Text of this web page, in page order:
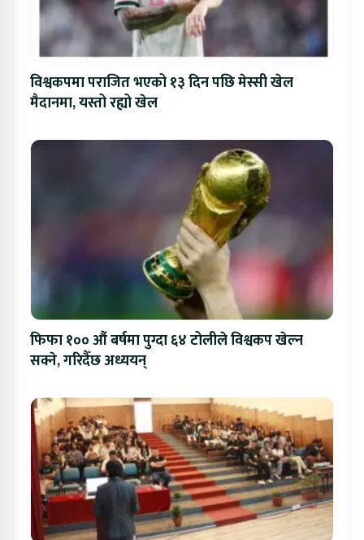
विश्वकपमा पराजित भएको १३ दिन पछि मेस्सी खेल
मैदानमा, यस्तो रह्यो खेल
फिफा १०० औं बर्षमा पुग्दा ६४ टोलीले विश्वकप खेल्न
सक्ने, गरिदैँछ अध्ययन्